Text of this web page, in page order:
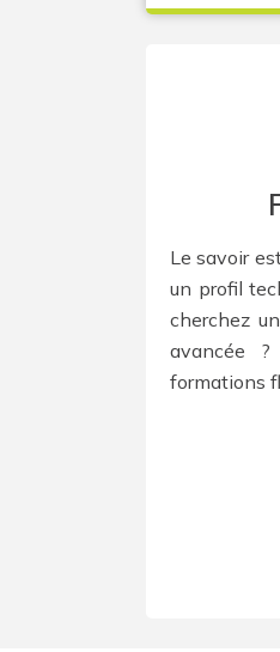
Le savoir
un profil
cherchez
avancée
formations